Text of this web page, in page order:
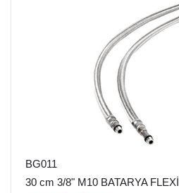
BG011
30 cm 3/8" M10 BATARYA FLEXİ